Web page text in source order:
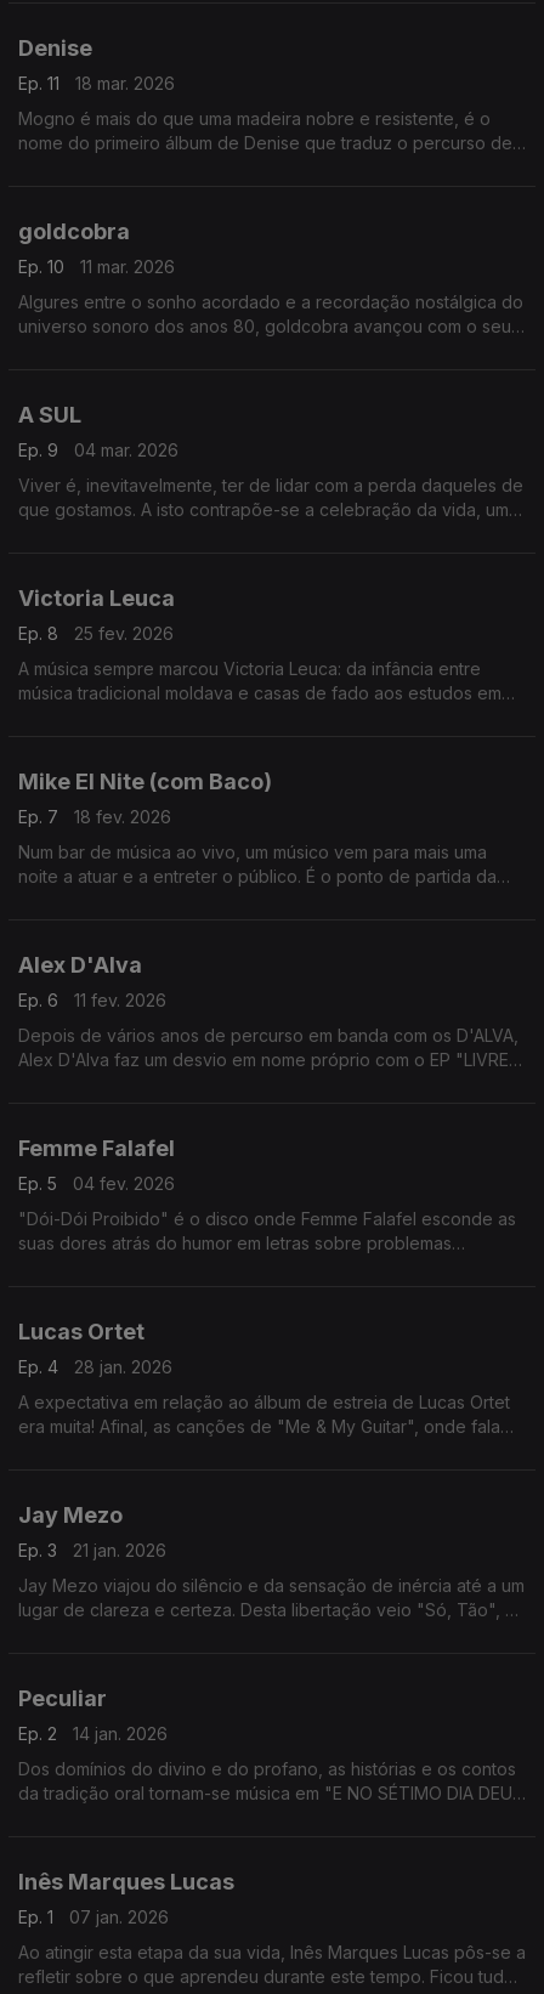
Denise
Ep. 11
18 mar. 2026
Mogno é mais do que uma madeira nobre e resistente, é o
nome do primeiro álbum de Denise que traduz o percurso de
goldcobra
Ep. 10
11 mar. 2026
Algures entre o sonho acordado e a recordação nostálgica do
universo sonoro dos anos 80, goldcobra avançou com o seu
A SUL
Ep. 9
04 mar. 2026
Viver é, inevitavelmente, ter de lidar com a perda daqueles de
que gostamos. A isto contrapõe-se a celebração da vida, uma
Victoria Leuca
Ep. 8
25 fev. 2026
A música sempre marcou Victoria Leuca: da infância entre
música tradicional moldava e casas de fado aos estudos em
Mike El Nite (com Baco)
Ep. 7
18 fev. 2026
Num bar de música ao vivo, um músico vem para mais uma
noite a atuar e a entreter o público. É o ponto de partida da
Alex D'Alva
Ep. 6
11 fev. 2026
Depois de vários anos de percurso em banda com os D'ALVA,
Alex D'Alva faz um desvio em nome próprio com o EP "LIVRE",
Femme Falafel
Ep. 5
04 fev. 2026
"Dói-Dói Proibido" é o disco onde Femme Falafel esconde as
suas dores atrás do humor em letras sobre problemas
Lucas Ortet
Ep. 4
28 jan. 2026
A expectativa em relação ao álbum de estreia de Lucas Ortet
era muita! Afinal, as canções de "Me & My Guitar", onde fala
Jay Mezo
Ep. 3
21 jan. 2026
Jay Mezo viajou do silêncio e da sensação de inércia até a um
lugar de clareza e certeza. Desta libertação veio "Só, Tão", o
Peculiar
Ep. 2
14 jan. 2026
Dos domínios do divino e do profano, as histórias e os contos
da tradição oral tornam-se música em "E NO SÉTIMO DIA DEUS
Inês Marques Lucas
Ep. 1
07 jan. 2026
Ao atingir esta etapa da sua vida, Inês Marques Lucas pôs-se a
refletir sobre o que aprendeu durante este tempo. Ficou tudo